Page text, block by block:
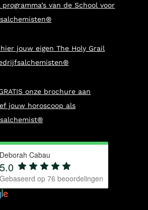
van de School voor
jouw eigen The Holy Grail
onze brochure aan
jouw horoscoop als
Deborah Cabau
5.0
Gebaseerd op 76 beoordelingen